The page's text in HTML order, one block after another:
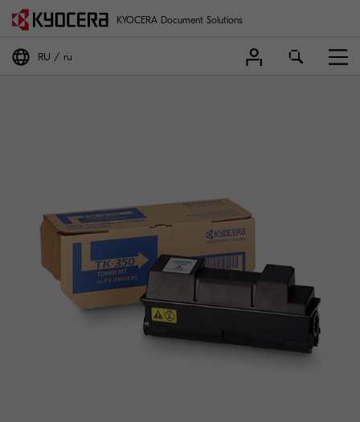
KYOCERA Document Solutions
RU ru